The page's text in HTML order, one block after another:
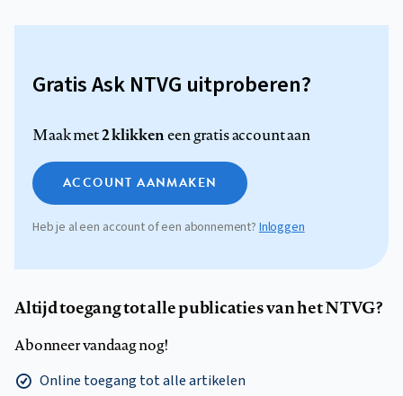
Gratis Ask NTVG uitproberen?
Maak met2 klikkeneen gratis account aan
ACCOUNT AANMAKEN
Heb je al een account of een abonnement?Inloggen
Altijd toegang tot alle publicaties van het NTVG?
Abonneer vandaag nog!
Online toegang tot alle artikelen